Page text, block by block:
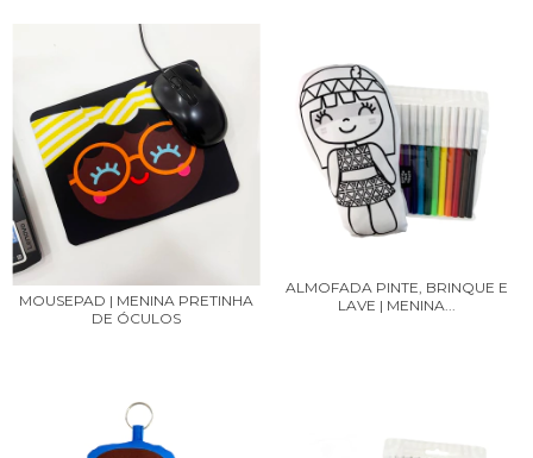
MOUSEPAD | MENINA PRETINHA
DE ÓCULOS
ALMOFADA PINTE, BRINQUE E
LAVE | MENINA...